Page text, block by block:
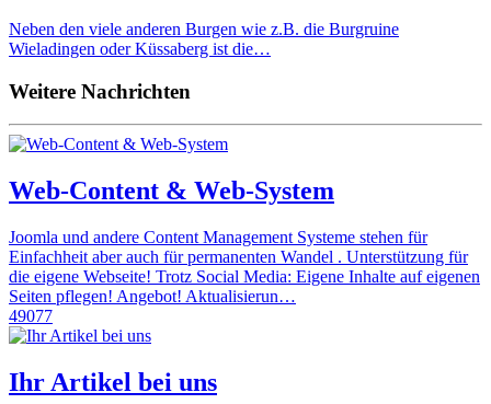
Neben den viele anderen Burgen wie z.B. die Burgruine
Wieladingen oder Küssaberg ist die…
Weitere Nachrichten
Web-Content & Web-System
Joomla und andere Content Management Systeme stehen für
Einfachheit aber auch für permanenten Wandel . Unterstützung für
die eigene Webseite! Trotz Social Media: Eigene Inhalte auf eigenen
Seiten pflegen! Angebot! Aktualisierun…
49077
Ihr Artikel bei uns